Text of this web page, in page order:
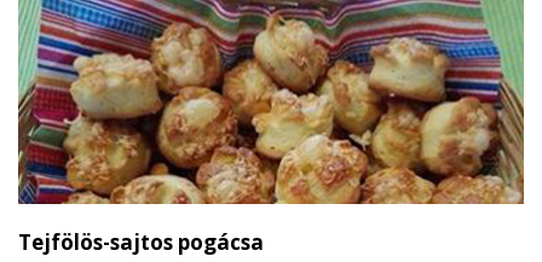
Tejfölös-sajtos pogácsa